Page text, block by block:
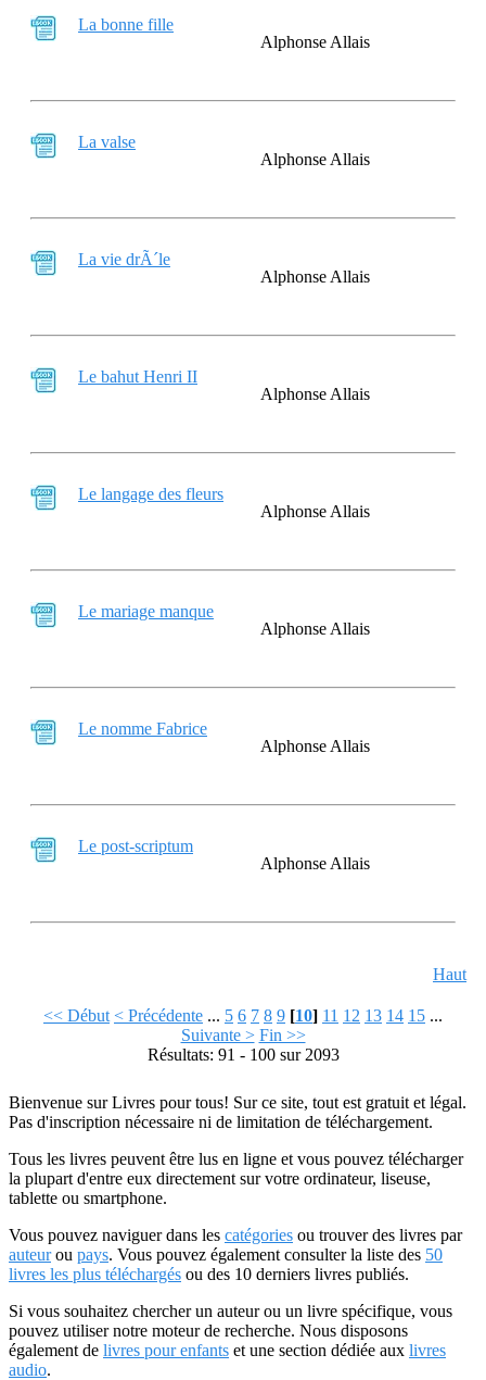
La bonne fille
Alphonse Allais
La valse
Alphonse Allais
La vie drÃ´le
Alphonse Allais
Le bahut Henri II
Alphonse Allais
Le langage des fleurs
Alphonse Allais
Le mariage manque
Alphonse Allais
Le nomme Fabrice
Alphonse Allais
Le post-scriptum
Alphonse Allais
Haut
<< Début < Précédente ... 5 6 7 8 9 [10] 11 12 13 14 15 ...
Suivante > Fin >>
Résultats: 91 - 100 sur 2093
Bienvenue sur Livres pour tous! Sur ce site, tout est gratuit et légal.
Pas d'inscription nécessaire ni de limitation de téléchargement.
Tous les livres peuvent être lus en ligne et vous pouvez télécharger
la plupart d'entre eux directement sur votre ordinateur, liseuse,
tablette ou smartphone.
Vous pouvez naviguer dans les catégories ou trouver des livres par
auteurou pays. Vous pouvez également consulter la liste des 50
livres les plus téléchargés ou des 10 derniers livres publiés.
Si vous souhaitez chercher un auteur ou un livre spécifique, vous
pouvez utiliser notre moteur de recherche. Nous disposons
également de livres pour enfants et une section dédiée aux livres
audio.